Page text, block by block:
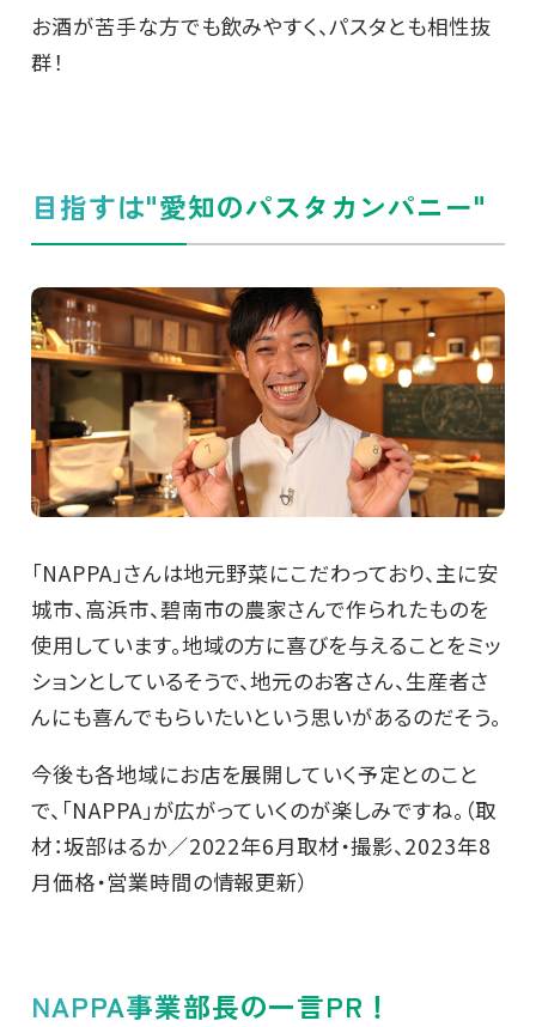
お酒が苦手な方でも飲みやすく、パスタとも相性抜
群！
目指すは"愛知のパスタカンパニー"
「NAPPA」さんは地元野菜にこだわっており、主に安
城市、高浜市、碧南市の農家さんで作られたものを
使用しています。地域の方に喜びを与えることをミッ
ションとしているそうで、地元のお客さん、生産者さ
んにも喜んでもらいたいという思いがあるのだそう。
今後も各地域にお店を展開していく予定とのこと
で、「NAPPA」が広がっていくのが楽しみですね。（取
材：坂部はるか／2022年6月取材・撮影、2023年8
月価格・営業時間の情報更新）
NAPPA事業部長の一言PR！